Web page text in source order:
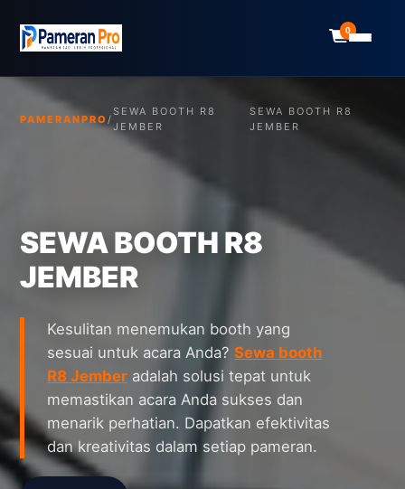
0
PAMERANPRO /
SEWA BOOTH R8
JEMBER
SEWA BOOTH R8
JEMBER
SEWA BOOTH R8
JEMBER
Kesulitan menemukan booth yang
sesuai untuk acara Anda?Sewa booth
R8 Jember adalah solusi tepat untuk
memastikan acara Anda sukses dan
menarik perhatian. Dapatkan efektivitas
dan kreativitas dalam setiap pameran.